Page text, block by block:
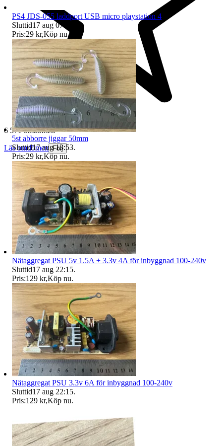
6 571 omdömen
Läs omdömen Följ
PS4 JDS-055 laddport USB micro playstation 4
Sluttid17 aug 07:49
Pris:29 kr,Köp nu.
5st abborre jiggar 50mm
Sluttid17 aug 13:53.
Pris:29 kr,Köp nu.
Nätaggregat PSU 5v 1.5A + 3.3v 4A för inbyggnad 100-240v
Sluttid17 aug 22:15.
Pris:129 kr,Köp nu.
Nätaggregat PSU 3.3v 6A för inbyggnad 100-240v
Sluttid17 aug 22:15.
Pris:129 kr,Köp nu.